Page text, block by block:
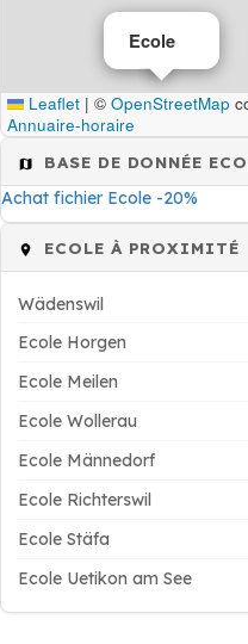
Ecole
Leaflet | © OpenStreetMap
Annuaire-horaire
BASE DE DONNÉE
Achat fichier Ecole -20%
ECOLE À PROXIMITÉ
Wädenswil
Ecole Horgen
Ecole Meilen
Ecole Wollerau
Ecole Männedorf
Ecole Richterswil
Ecole Stäfa
Ecole Uetikon am See